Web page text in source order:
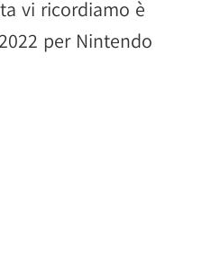
vi ricordiamo è
per Nintendo